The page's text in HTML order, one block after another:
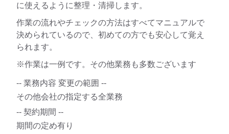
に使えるように整理・清掃します。
作業の流れやチェックの方法はすべてマニュアルで
決められているので、初めての方でも安心して覚え
られます。
※作業は一例です。その他業務も多数ございます
-- 業務内容 変更の範囲 --
その他会社の指定する全業務
-- 契約期間 --
期間の定め有り